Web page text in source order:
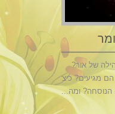
של אור?
מגיעים? כיצד
הנוסחה? ומה...